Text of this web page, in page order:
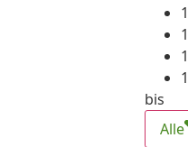
bis
Alle